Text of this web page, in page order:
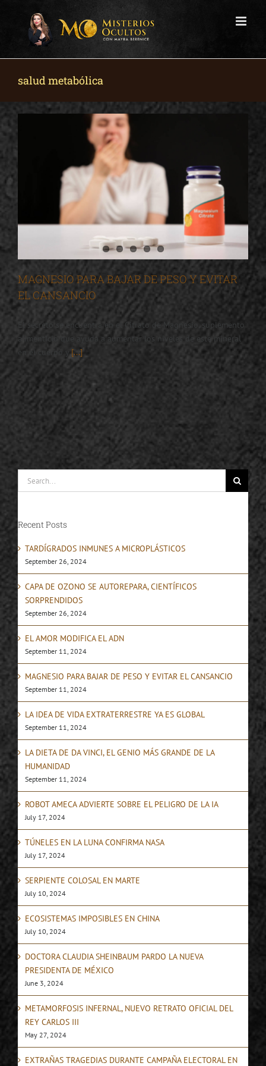
salud metabólica
MAGNESIO PARA BAJAR DE PESO Y EVITAR
EL CANSANCIO
El secreto se encuentra en el Citrato de Magnesio, suplemento
alimenticio que ayuda a aumentar los niveles de este mineral
en el cuerpo y[...]
for:
Recent Posts
TARDÍGRADOS INMUNES A MICROPLÁSTICOS
September 26, 2024
CAPA DE OZONO SE AUTOREPARA, CIENTÍFICOS
SORPRENDIDOS
September 26, 2024
EL AMOR MODIFICA EL ADN
September 11, 2024
MAGNESIO PARA BAJAR DE PESO Y EVITAR EL CANSANCIO
September 11, 2024
LA IDEA DE VIDA EXTRATERRESTRE YA ES GLOBAL
September 11, 2024
LA DIETA DE DA VINCI, EL GENIO MÁS GRANDE DE LA
HUMANIDAD
September 11, 2024
ROBOT AMECA ADVIERTE SOBRE EL PELIGRO DE LA IA
July 17, 2024
TÚNELES EN LA LUNA CONFIRMA NASA
July 17, 2024
SERPIENTE COLOSAL EN MARTE
July 10, 2024
ECOSISTEMAS IMPOSIBLES EN CHINA
July 10, 2024
DOCTORA CLAUDIA SHEINBAUM PARDO LA NUEVA
PRESIDENTA DE MÉXICO
June 3, 2024
METAMORFOSIS INFERNAL, NUEVO RETRATO OFICIAL DEL
REY CARLOS III
May 27, 2024
EXTRAÑAS TRAGEDIAS DURANTE CAMPAÑA ELECTORAL EN